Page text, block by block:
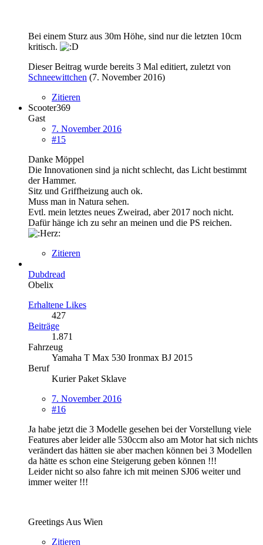
Bei einem Sturz aus 30m Höhe, sind nur die letzten 10cm
kritisch.
Dieser Beitrag wurde bereits 3 Mal editiert, zuletzt von
Schneewittchen (7. November 2016)
Zitieren
Scooter369
Gast
7. November 2016
#15
Danke Möppel
Die Innovationen sind ja nicht schlecht, das Licht bestimmt
der Hammer.
Sitz und Griffheizung auch ok.
Muss man in Natura sehen.
Evtl. mein letztes neues Zweirad, aber 2017 noch nicht.
Dafür hänge ich zu sehr an meinen und die PS reichen.
Zitieren
Dubdread
Obelix
Erhaltene Likes
427
Beiträge
1.871
Fahrzeug
Yamaha T Max 530 Ironmax BJ 2015
Beruf
Kurier Paket Sklave
7. November 2016
#16
Ja habe jetzt die 3 Modelle gesehen bei der Vorstellung viele
Features aber leider alle 530ccm also am Motor hat sich nichts
verändert das hätten sie aber machen können bei 3 Modellen
da hätte es schon eine Steigerung geben können !!!
Leider nicht so also fahre ich mit meinen SJ06 weiter und
immer weiter !!!
Greetings Aus Wien
Zitieren